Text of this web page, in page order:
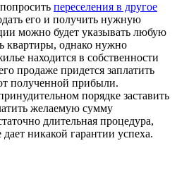
переселения в другое
его и получить нужную
можно будет указывать любую
квартиры, однако нужно
находится в собственности
продаже придется заплатить
полученной прибыли.
порядке заставить
желаемую сумму
длительная процедура,
никакой гарантии успеха.